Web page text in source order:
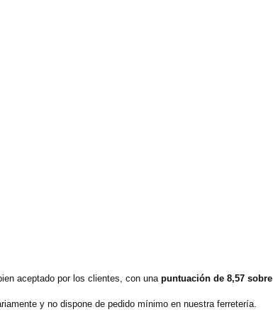
aceptado por los clientes, con una puntuación de 8,57 sobre
y no dispone de pedido mínimo en nuestra ferretería.